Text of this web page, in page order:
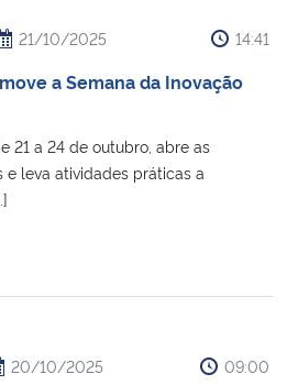
21/10/2025 14:41
a Semana da Inovação
21 a 24 de outubro, abre as
leva atividades práticas a
20/10/2025 09:00